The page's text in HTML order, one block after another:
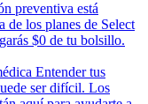
preventiva está
de los planes de Select
$0 de tu bolsillo.
Entender tus
ser difícil. Los